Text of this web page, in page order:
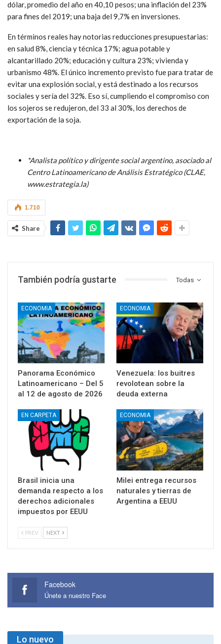
dólar, promedio del año en 40,10 pesos; una inflación del 23%
para fines del 2019; una baja del 9,7% en inversiones.
En términos reales hay notorias reducciones presupuestarias:
en salud 8%, ciencia y técnica 17%; agua potable y
alcantarillado 20%; educación y cultura 23%; vivienda y
urbanismo 48%. El único incremento previsto fue para tratar de
evitar una explosión social, y está destinado a los recursos
sociales y sería del 32%. Eso sí, cumpliendo el compromiso con
los sojeros se redujeron, del 33 al 30%, los derechos de
exportación de la soja.
*Analista político y dirigente social argentino, asociado al
Centro Latinoamericano de Análisis Estratégico (CLAE,
www.estrategia.la)
1.710
Share
Todas
También podría gustarte
ECONOMIA
Panorama Económico
Latinoamericano – Del 5
al 12 de agosto de 2026
ECONOMIA
Venezuela: los buitres
revolotean sobre la
deuda externa
EN CARPETA
Brasil inicia una
demanda respecto a los
derechos adicionales
impuestos por EEUU
ECONOMIA
Milei entrega recursos
naturales y tierras de
Argentina a EEUU
PREV NEXT
Facebook
Únete a nuestro Face
Lo nuevo